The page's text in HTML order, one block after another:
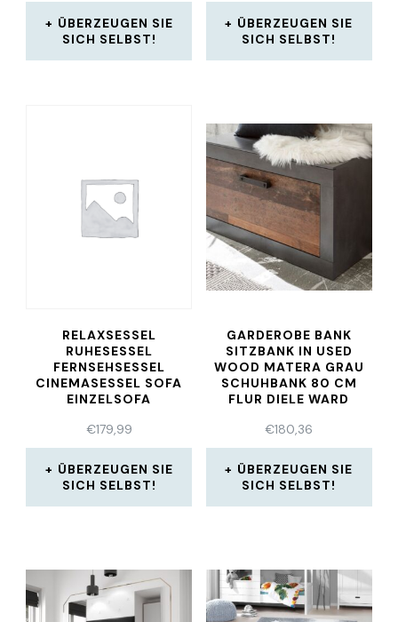
ÜBERZEUGEN SIE
SICH SELBST!
ÜBERZEUGEN SIE
SICH SELBST!
RELAXSESSEL
RUHESESSEL
FERNSEHSESSEL
CINEMASESSEL SOFA
EINZELSOFA
€179,99
ÜBERZEUGEN SIE
SICH SELBST!
GARDEROBE BANK
SITZBANK IN USED
WOOD MATERA GRAU
SCHUHBANK 80 CM
FLUR DIELE WARD
€180,36
ÜBERZEUGEN SIE
SICH SELBST!